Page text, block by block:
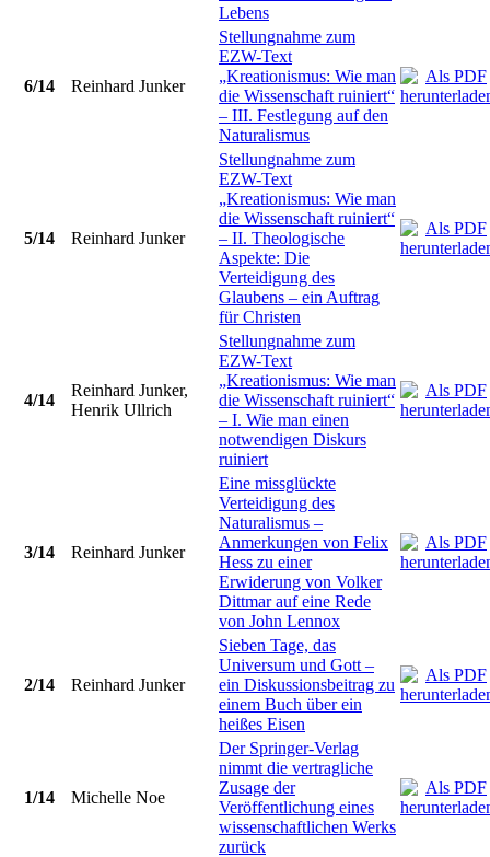
Lebens
6/14 Reinhard Junker
Stellungnahme zum
EZW-Text
„Kreationismus: Wie man
die Wissenschaft ruiniert“
– III. Festlegung auf den
Naturalismus
5/14 Reinhard Junker
Stellungnahme zum
EZW-Text
„Kreationismus: Wie man
die Wissenschaft ruiniert“
– II. Theologische
Aspekte: Die
Verteidigung des
Glaubens – ein Auftrag
für Christen
4/14
Reinhard Junker,
Henrik Ullrich
Stellungnahme zum
EZW-Text
„Kreationismus: Wie man
die Wissenschaft ruiniert“
– I. Wie man einen
notwendigen Diskurs
ruiniert
3/14 Reinhard Junker
Eine missglückte
Verteidigung des
Naturalismus –
Anmerkungen von Felix
Hess zu einer
Erwiderung von Volker
Dittmar auf eine Rede
von John Lennox
2/14 Reinhard Junker
Sieben Tage, das
Universum und Gott –
ein Diskussionsbeitrag zu
einem Buch über ein
heißes Eisen
1/14 Michelle Noe
Der Springer-Verlag
nimmt die vertragliche
Zusage der
Veröffentlichung eines
wissenschaftlichen Werks
zurück